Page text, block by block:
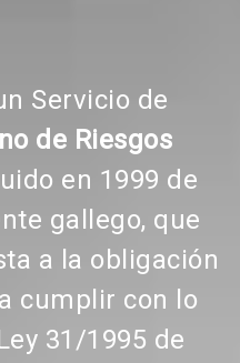
Servicio de
de Riesgos
en 1999 de
gallego, que
a la obligación
cumplir con lo
31/1995 de